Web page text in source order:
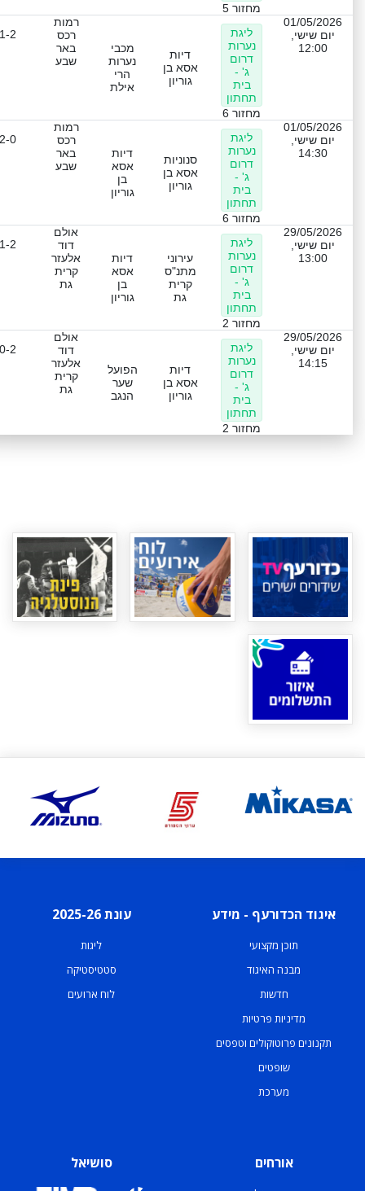
מחזור 5
01/05/2026
יום שישי,
12:00
ליגת
נערות
דרום
ג' -
בית
תחתון
מחזור 6
דיות
אסא בן
גוריון
מכבי
נערות
הרי
אילת
רמות
רכס
באר
שבע
1-2
01/05/2026
יום שישי,
14:30
ליגת
נערות
דרום
ג' -
בית
תחתון
מחזור 6
סנוניות
אסא בן
גוריון
דיות
אסא
בן
גוריון
רמות
רכס
באר
שבע
2-0
29/05/2026
יום שישי,
13:00
ליגת
נערות
דרום
ג' -
בית
תחתון
מחזור 2
עירוני
מתנ"ס
קרית
גת
דיות
אסא
בן
גוריון
אולם
דוד
אלעזר
קרית
גת
1-2
29/05/2026
יום שישי,
14:15
ליגת
נערות
דרום
ג' -
בית
תחתון
מחזור 2
דיות
אסא בן
גוריון
הפועל
שער
הנגב
אולם
דוד
אלעזר
קרית
גת
0-2
איגוד הכדורעף - מידע
תוכן מקצועי
מבנה האיגוד
חדשות
מדיניות פרטיות
תקנונים פרוטוקולים וטפסים
שופטים
מערכת
עונת 2025-26
ליגות
סטטיסטיקה
לוח ארועים
אורחים סושיאל